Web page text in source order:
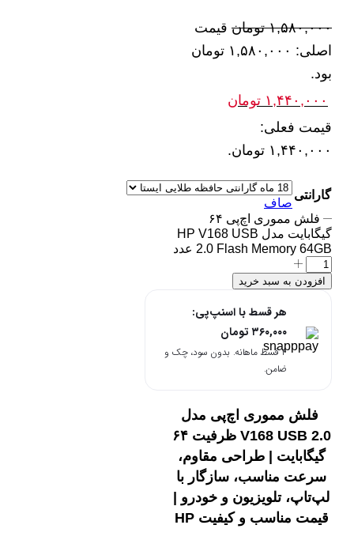
۱,۵۸۰,۰۰۰ تومان قیمت
اصلی: ۱,۵۸۰,۰۰۰ تومان
بود.
۱,۴۴۰,۰۰۰ تومان
قیمت فعلی:
۱,۴۴۰,۰۰۰ تومان.
گارانتی
صاف
فلش مموری اچ‌پی ۶۴
گیگابایت مدل HP V168 USB
2.0 Flash Memory 64GB عدد
افزودن به سبد خرید
هر قسط با اسنپ‌پی:
۳۶۰,۰۰۰ تومان
۴ قسط ماهانه. بدون سود، چک و
ضامن.
فلش مموری اچ‌پی مدل
V168 USB 2.0 ظرفیت ۶۴
گیگابایت | طراحی مقاوم،
سرعت مناسب، سازگار با
لپ‌تاپ، تلویزیون و خودرو |
قیمت مناسب و کیفیت HP